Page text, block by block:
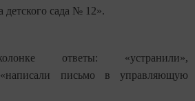
детского сада № 12».
ответы: «устранили»,
«написали письмо в управляющую